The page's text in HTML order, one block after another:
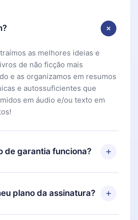
as melhores ideias e
de não ficção mais
e as organizamos em resumos
e autossuficientes que
em áudio e/ou texto em
de garantia funciona?
aplicativo e começar a
Se por algum motivo
com nossa plataforma, basta
plano da assinatura?
só se aplicará a partir do